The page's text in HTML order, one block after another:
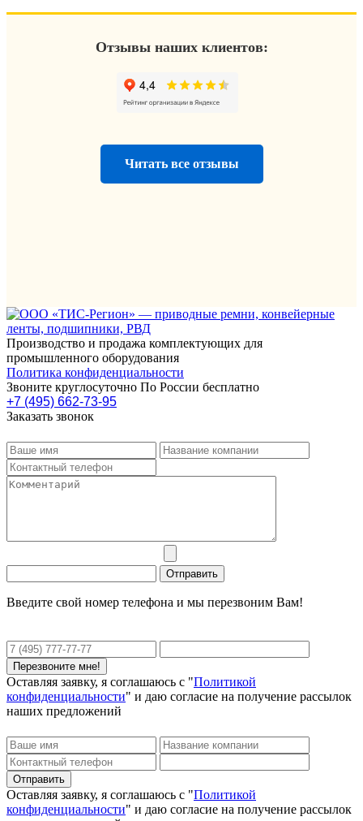
Отзывы наших клиентов:
Читать все отзывы
Производство и продажа комплектующих для
промышленного оборудования
Политика конфиденциальности
Звоните круглосуточно По России бесплатно
+7 (495) 662-73-95
Заказать звонок
Введите свой номер телефона и мы перезвоним Вам!
Оставляя заявку, я соглашаюсь с "Политикой
конфиденциальности" и даю согласие на получение рассылок
наших предложений
Оставляя заявку, я соглашаюсь с "Политикой
конфиденциальности" и даю согласие на получение рассылок